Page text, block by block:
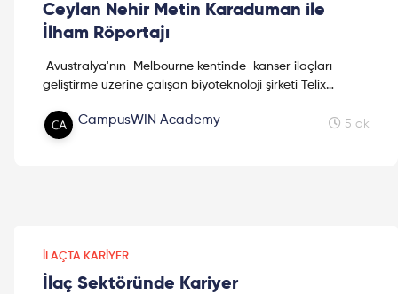
Ceylan Nehir Metin Karaduman ile
İlham Röportajı
Avustralya'nın Melbourne kentinde kanser ilaçları
geliştirme üzerine çalışan biyoteknoloji şirketi Telix
Ceylan Nehir Metin Karaduman ile keyifli bir röportaj
gerçekleştirdik. Keyifli okumalar!
CampusWIN Academy 5 dk
İLAÇTA KARIYER
İlaç Sektöründe Kariyer